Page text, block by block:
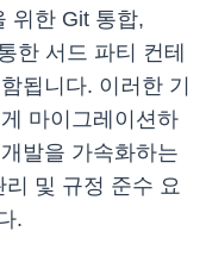
위한 Git 통합,
한 서드 파티 컨테
됩니다. 이러한 기
마이그레이션하
발을 가속화하는
및 규정 준수 요
.